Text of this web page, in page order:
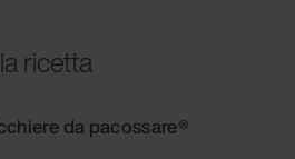
ricetta
da pacossare®